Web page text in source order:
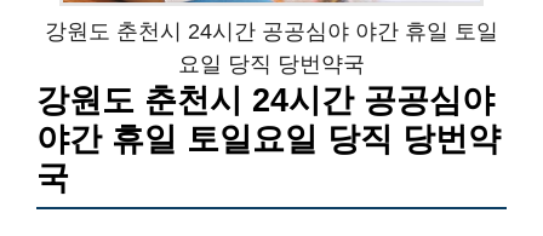
강원도 춘천시 24시간 공공심야 야간 휴일 토일
요일 당직 당번약국
강원도 춘천시 24시간 공공심야
야간 휴일 토일요일 당직 당번약
국